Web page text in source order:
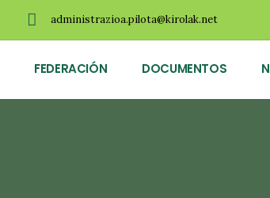
administrazioa.pilota@kirolak.net
FEDERACIÓN DOCUMENTOS